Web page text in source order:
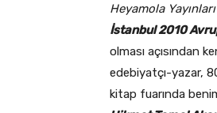
Heyamola
İstanbul 2010
olması açısından
edebiyatçı-yazar,
kitap fuarında